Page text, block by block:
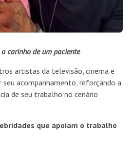
o carinho de um paciente
artistas da televisão, cinema e
seu acompanhamento, reforçando a
de seu trabalho no cenário
que apoiam o trabalho